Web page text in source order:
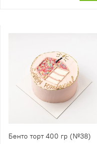
Бенто торт 400 гр (№38)